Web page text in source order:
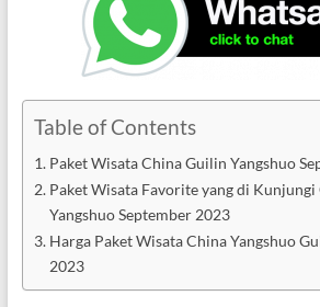
Table of Contents
Paket Wisata China Guilin Yangshuo
Paket Wisata Favorite yang di
Yangshuo September 2023
Harga Paket Wisata China Yangshuo
2023